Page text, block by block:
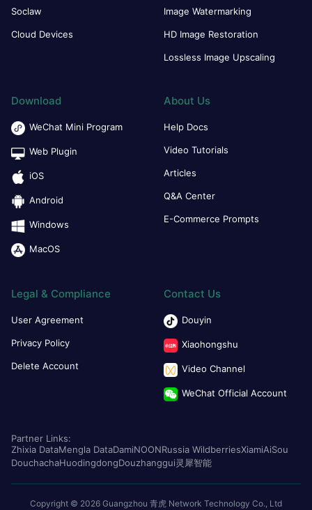
Soclaw
Cloud Devices
Image Watermarking
HD Image Restoration
Lossless Image Upscaling
Download
WeChat Mini Program
Web Plugin
iOS
Android
Windows
MacOS
About Us
Help Docs
Video Tutorials
Articles
Q&A Center
E-Commerce Prompts
Legal & Compliance
User Agreement
Privacy Policy
Delete Account
Contact Us
Douyin
Xiaohongshu
Video Channel
WeChat Official Account
Partner Links:
Zhixia DataMengla DataDamiNOONRussia WildberriesXiamiAiSou
DouchachaHuodingdongDouzhanggui灵犀智能
Copyright © 2026 Guangzhou 青虎 Network Technology Co., Ltd